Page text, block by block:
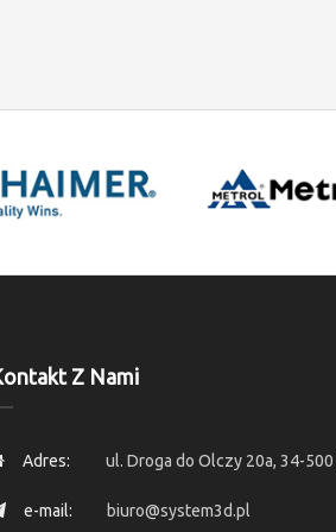
Z Nami
Adres: ul. Droga do Olczy 20a, 34-
e-mail: biuro@system3d.pl